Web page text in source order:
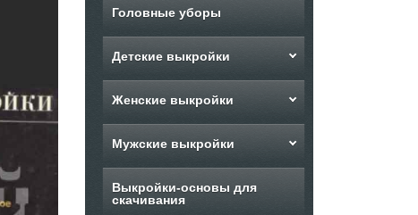
Головные уборы
Детские выкройки
Женские выкройки
Мужские выкройки
Выкройки-основы для
скачивания